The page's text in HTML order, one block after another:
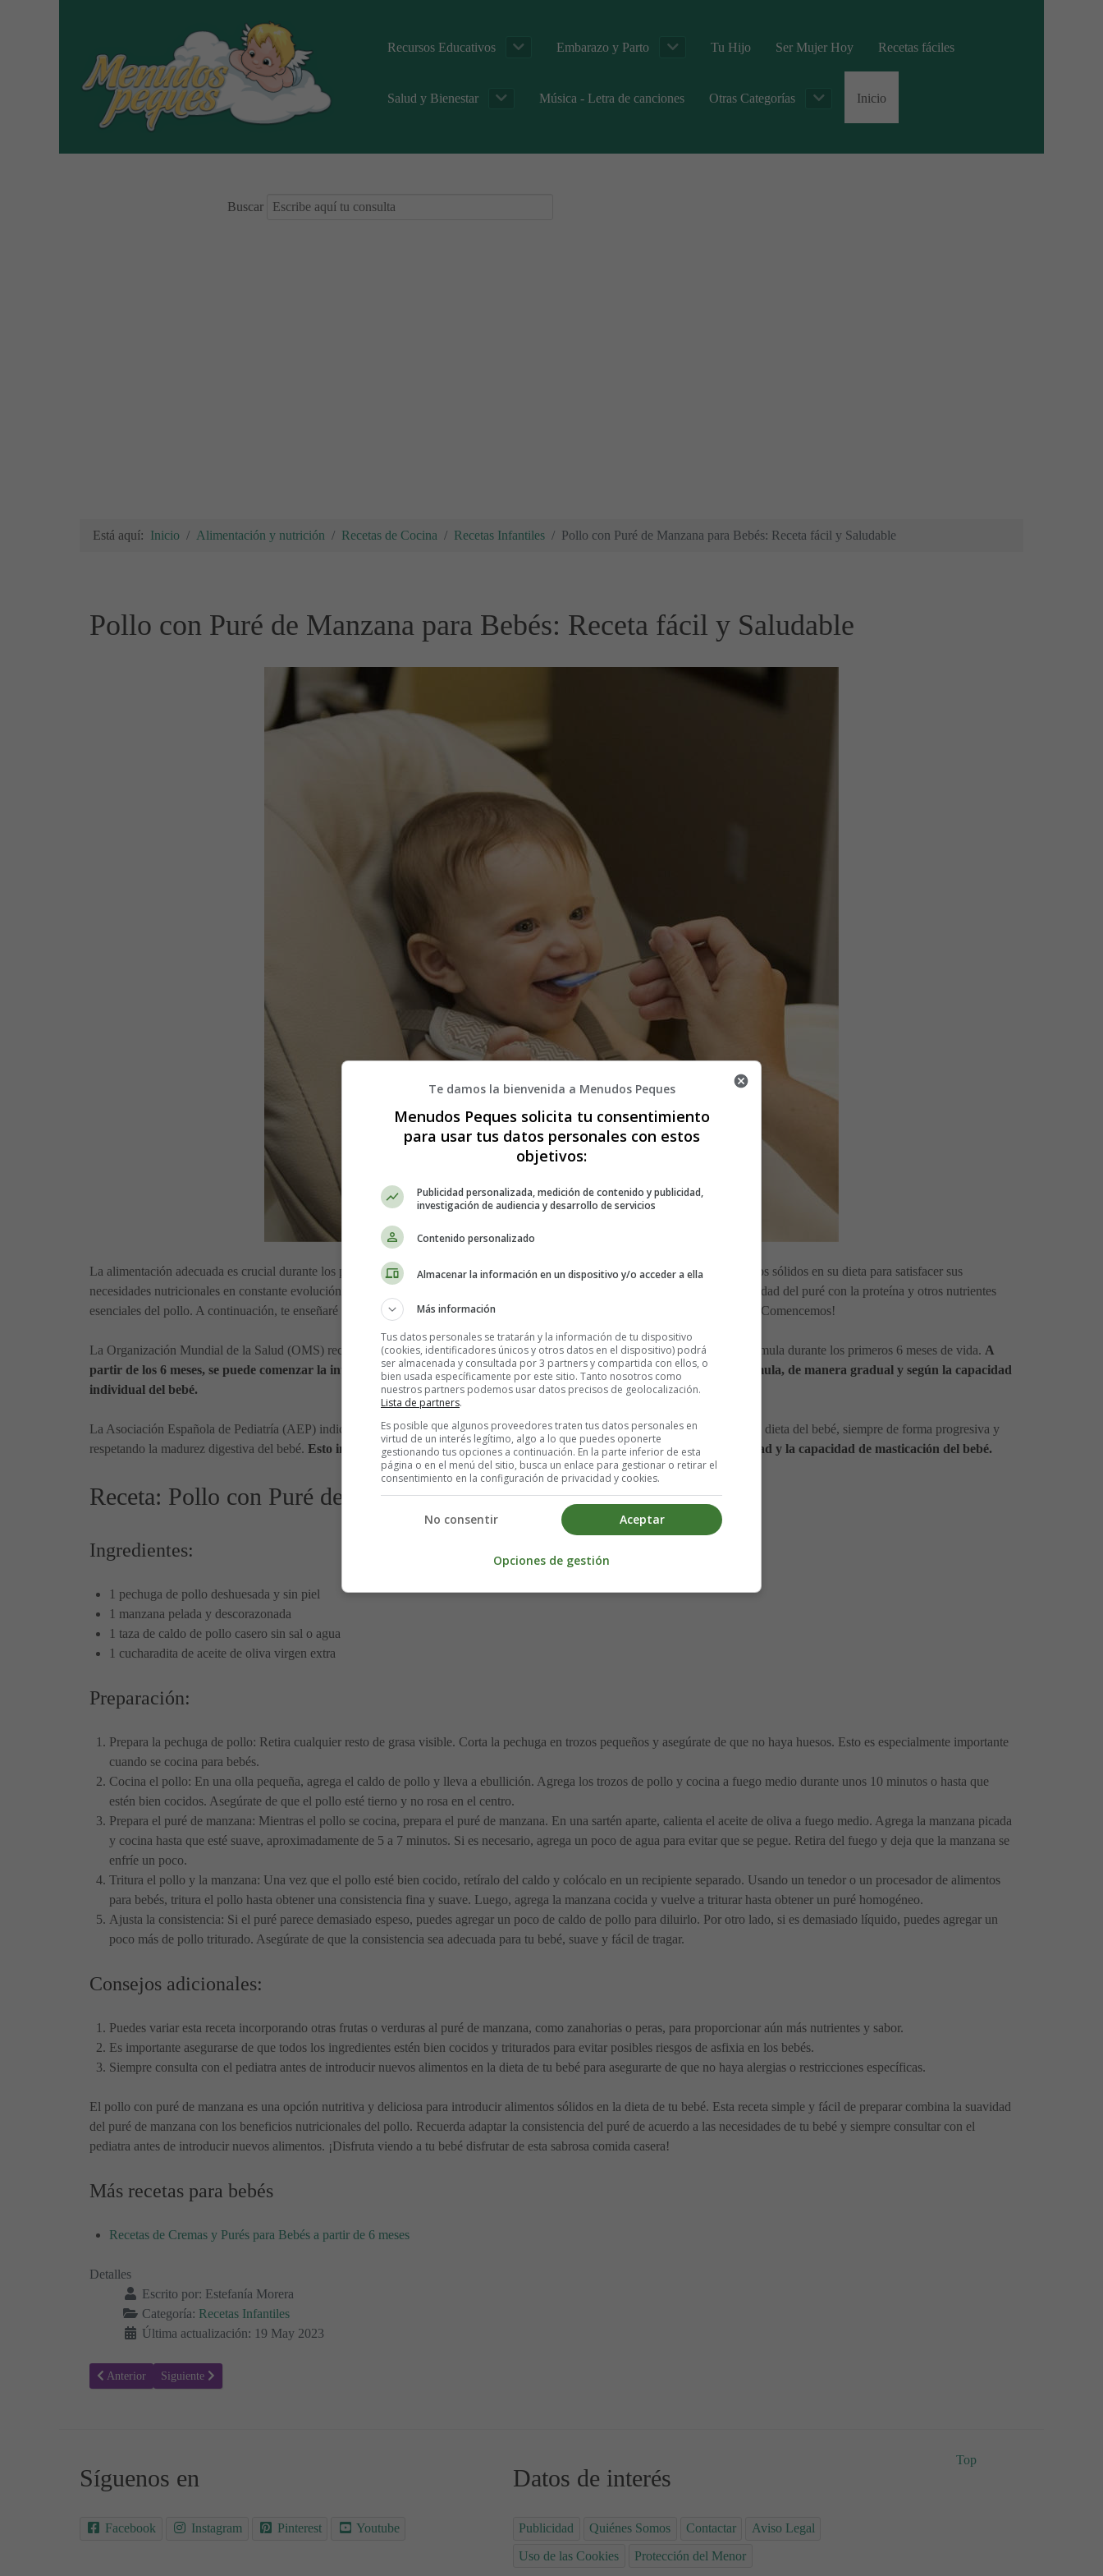
Recursos Educativos Embarazo y Parto Tu Hijo Ser Mujer Hoy Recetas fáciles
Salud y Bienestar Música - Letra de canciones Otras Categorías Inicio
Buscar
Está aquí: Inicio Alimentación y nutrición Recetas de Cocina Recetas Infantiles Pollo con Puré de Manzana para Bebés: Receta fácil y Saludable
Pollo con Puré de Manzana para Bebés: Receta fácil y Saludable
La alimentación adecuada es crucial durante los primeros años de vida de un bebé. Es importante introducir gradualmente alimentos sólidos en su dieta para satisfacer sus
necesidades nutricionales en constante evolución. Una excelente opción es el pollo con puré de manzana, ya que combina la suavidad del puré con la proteína y otros nutrientes
esenciales del pollo. A continuación, te enseñaré una receta fácil y deliciosa para preparar pollo con puré de manzana para bebés. ¡Comencemos!
La Organización Mundial de la Salud (OMS) recomienda que los bebés sean alimentados exclusivamente con leche materna o fórmula durante los primeros 6 meses de vida. A
partir de los 6 meses, se puede comenzar la introducción de alimentos complementarios, junto con la leche materna o fórmula, de manera gradual y según la capacidad
individual del bebé.
La Asociación Española de Pediatría (AEP) indica que a partir de los 6 meses de edad se pueden introducir alimentos sólidos en la dieta del bebé, siempre de forma progresiva y
respetando la madurez digestiva del bebé. Esto incluye la introducción de carnes, como el pollo, de manera adecuada a la edad y la capacidad de masticación del bebé.
Receta: Pollo con Puré de Manzana para bebés
Ingredientes:
1 pechuga de pollo deshuesada y sin piel
1 manzana pelada y descorazonada
1 taza de caldo de pollo casero sin sal o agua
1 cucharadita de aceite de oliva virgen extra
Preparación:
Prepara la pechuga de pollo: Retira cualquier resto de grasa visible. Corta la pechuga en trozos pequeños y asegúrate de que no haya huesos. Esto es especialmente importante
cuando se cocina para bebés.
Cocina el pollo: En una olla pequeña, agrega el caldo de pollo y lleva a ebullición. Agrega los trozos de pollo y cocina a fuego medio durante unos 10 minutos o hasta que
estén bien cocidos. Asegúrate de que el pollo esté tierno y no rosa en el centro.
Prepara el puré de manzana: Mientras el pollo se cocina, prepara el puré de manzana. En una sartén aparte, calienta el aceite de oliva a fuego medio. Agrega la manzana picada
y cocina hasta que esté suave, aproximadamente de 5 a 7 minutos. Si es necesario, agrega un poco de agua para evitar que se pegue. Retira del fuego y deja que la manzana se
enfríe un poco.
Tritura el pollo y la manzana: Una vez que el pollo esté bien cocido, retíralo del caldo y colócalo en un recipiente separado. Usando un tenedor o un procesador de alimentos
para bebés, tritura el pollo hasta obtener una consistencia fina y suave. Luego, agrega la manzana cocida y vuelve a triturar hasta obtener un puré homogéneo.
Ajusta la consistencia: Si el puré parece demasiado espeso, puedes agregar un poco de caldo de pollo para diluirlo. Por otro lado, si es demasiado líquido, puedes agregar un
poco más de pollo triturado. Asegúrate de que la consistencia sea adecuada para tu bebé, suave y fácil de tragar.
Consejos adicionales:
Puedes variar esta receta incorporando otras frutas o verduras al puré de manzana, como zanahorias o peras, para proporcionar aún más nutrientes y sabor.
Es importante asegurarse de que todos los ingredientes estén bien cocidos y triturados para evitar posibles riesgos de asfixia en los bebés.
Siempre consulta con el pediatra antes de introducir nuevos alimentos en la dieta de tu bebé para asegurarte de que no haya alergias o restricciones específicas.
El pollo con puré de manzana es una opción nutritiva y deliciosa para introducir alimentos sólidos en la dieta de tu bebé. Esta receta simple y fácil de preparar combina la suavidad
del puré de manzana con los beneficios nutricionales del pollo. Recuerda adaptar la consistencia del puré de acuerdo a las necesidades de tu bebé y siempre consultar con el
pediatra antes de introducir nuevos alimentos. ¡Disfruta viendo a tu bebé disfrutar de esta sabrosa comida casera!
Más recetas para bebés
Recetas de Cremas y Purés para Bebés a partir de 6 meses
Detalles
Escrito por: Estefanía Morera
Categoría: Recetas Infantiles
Última actualización: 19 May 2023
Artículo anterior: Receta de Crema de Judías: Sencilla, Económica y Deliciosa
Anterior Artículo siguiente: Ensalada de Calabacín con Tomate: Receta Paso a Paso 🥗
Siguiente
Síguenos en
Facebook Instagram Pinterest Youtube
Datos de interés
Publicidad Quiénes Somos Contactar
Aviso Legal
Uso de las Cookies
Protección del Menor
Top
Te damos la bienvenida a Menudos Peques
Menudos Peques solicita tu consentimiento
para usar tus datos personales con estos
objetivos:
Publicidad personalizada, medición de contenido y publicidad,
investigación de audiencia y desarrollo de servicios
Contenido personalizado
Almacenar la información en un dispositivo y/o acceder a ella
Más información
Tus datos personales se tratarán y la información de tu dispositivo
(cookies, identificadores únicos y otros datos en el dispositivo) podrá
ser almacenada y consultada por 3 partners y compartida con ellos, o
bien usada específicamente por este sitio. Tanto nosotros como
nuestros partners podemos usar datos precisos de geolocalización.
Lista de partners.
Es posible que algunos proveedores traten tus datos personales en
virtud de un interés legítimo, algo a lo que puedes oponerte
gestionando tus opciones a continuación. En la parte inferior de esta
página o en el menú del sitio, busca un enlace para gestionar o retirar el
consentimiento en la configuración de privacidad y cookies.
Aceptar
No consentir
Opciones de gestión